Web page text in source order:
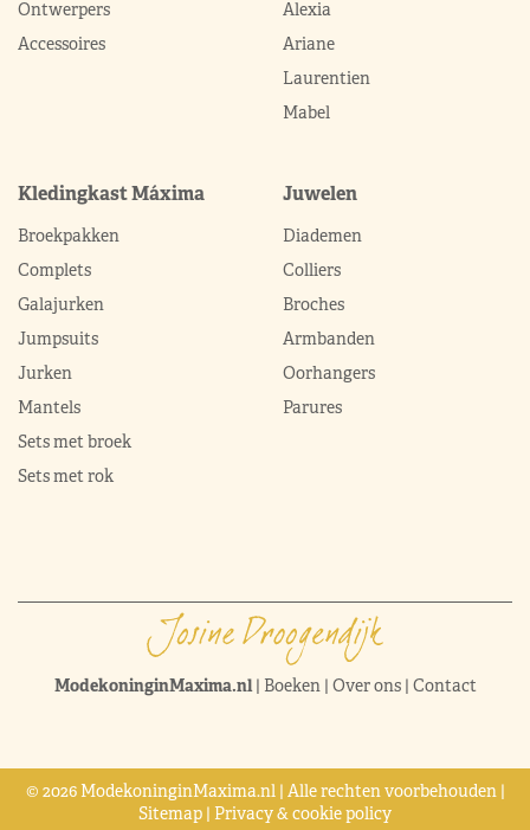
Ontwerpers
Accessoires
Alexia
Ariane
Laurentien
Mabel
Kledingkast Máxima
Broekpakken
Complets
Galajurken
Jumpsuits
Jurken
Mantels
Sets met broek
Sets met rok
Juwelen
Diademen
Colliers
Broches
Armbanden
Oorhangers
Parures
ModekoninginMaxima.nl| Boeken | Over ons| Contact
© 2026 ModekoninginMaxima.nl | Alle rechten voorbehouden |
Sitemap | Privacy & cookie policy